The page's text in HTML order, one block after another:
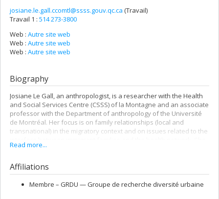
Courriels
josiane.le.gall.ccomtl@ssss.gouv.qc.ca (Travail)
Travail 1 : 514 273-3800
Web : Autre site web
Web : Autre site web
Web : Autre site web
Biography
Josiane Le Gall, an anthropologist, is a researcher with the Health
and Social Services Centre (CSSS) of la Montagne and an associate
professor with the Department of anthropology of the Université
de Montréal. Her focus is on family relationships (local and
transnational) in the migratory context and on issues related to the
is also conducting studies on religious diversity and on Muslim
recherche diversité urbaine of the Université de Montréal (GRDU),
of the METISS team (Migration et ethnicité dans les interventions
de santé et de service sociaux), and of the Centre d’études
Read more...
Affiliations
Membre – GRDU — Groupe de recherche diversité urbaine